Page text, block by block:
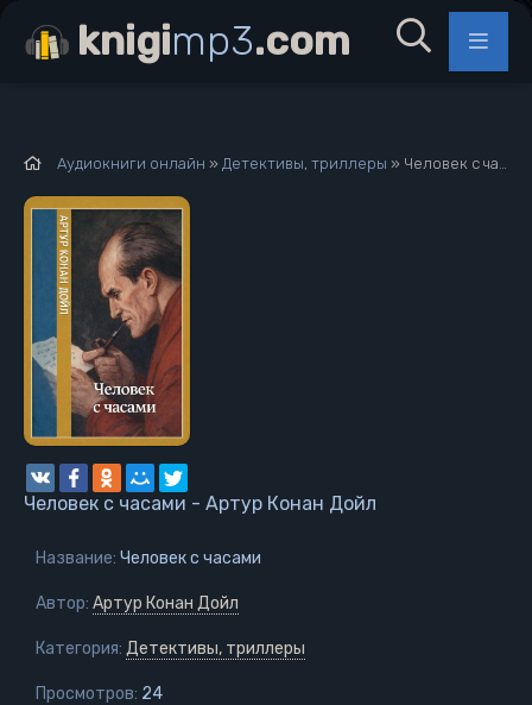
Аудиокниги онлайн » Детективы, триллеры » Человек с часами - Артур Конан Дойл
Человек с часами - Артур Конан Дойл
Название: Человек с часами
Автор: Артур Конан Дойл
Категория: Детективы, триллеры
Просмотров: 24
knigimp3.com